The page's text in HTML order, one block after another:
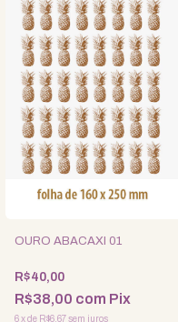
OURO ABACAXI 01
R$40,00
R$38,00 com Pix
6 xde R$6,67 sem juros